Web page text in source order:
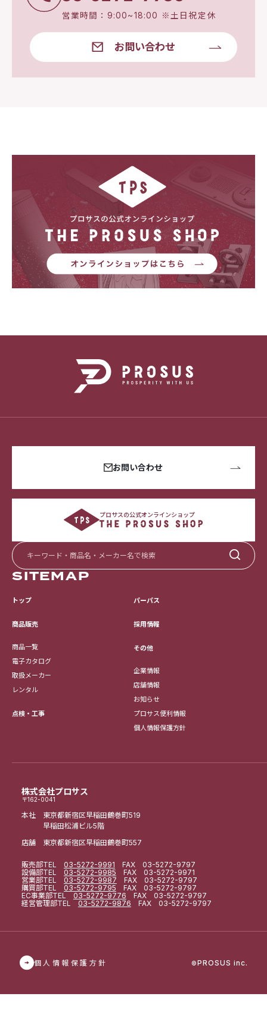
営業時間：9:00~18:00 ※土日祝定休
お問い合わせ
株式会社プロサス
〒162-0041
本社 東京都新宿区早稲田鶴巻町519
早稲田松浦ビル5階
店舗 東京都新宿区早稲田鶴巻町557
販売部TEL 03-5272-9991 FAX 03-5272-9797
設備部TEL 03-5272-9985 FAX 03-5272-9971
営業部TEL 03-5272-9987 FAX 03-5272-9797
購買部TEL 03-5272-9795 FAX 03-5272-9797
EC事業部TEL 03-5272-9776 FAX 03-5272-9797
経営管理部TEL 03-5272-9876 FAX 03-5272-9797
お問い合わせ
プロサスの公式オンラインショップ
SITEMAP
トップ
商品販売
商品一覧
電子カタログ
取扱メーカー
レンタル
点検・工事
パーパス
採用情報
その他
企業情報
店舗情報
お知らせ
プロサス便利情報
個人情報保護方針
個人情報保護方針 ©PROSUS inc.